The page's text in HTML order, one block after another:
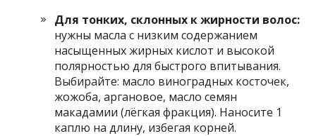
Для тонких, склонных к жирности волос:
нужны масла с низким содержанием
насыщенных жирных кислот и высокой
полярностью для быстрого впитывания.
Выбирайте: масло виноградных косточек,
жожоба, аргановое, масло семян
макадамии (лёгкая фракция). Наносите 1
каплю на длину, избегая корней.